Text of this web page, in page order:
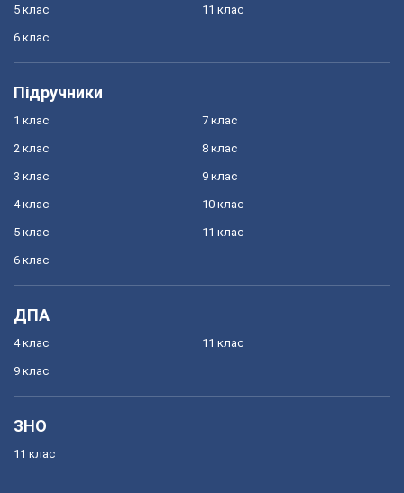
5 клас
6 клас
11 клас
Підручники
1 клас
2 клас
3 клас
4 клас
5 клас
6 клас
7 клас
8 клас
9 клас
10 клас
11 клас
ДПА
4 клас
9 клас
11 клас
ЗНО
11 клас